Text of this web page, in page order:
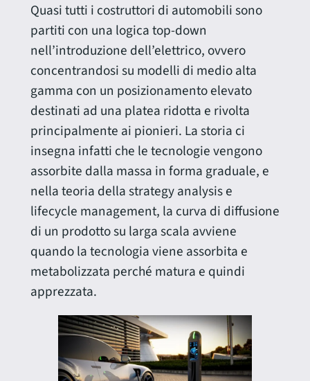
Quasi tutti i costruttori di automobili sono
partiti con una logica top-down
nell’introduzione dell’elettrico, ovvero
concentrandosi su modelli di medio alta
gamma con un posizionamento elevato
destinati ad una platea ridotta e rivolta
principalmente ai pionieri. La storia ci
insegna infatti che le tecnologie vengono
assorbite dalla massa in forma graduale, e
nella teoria della strategy analysis e
lifecycle management, la curva di diffusione
di un prodotto su larga scala avviene
quando la tecnologia viene assorbita e
metabolizzata perché matura e quindi
apprezzata.